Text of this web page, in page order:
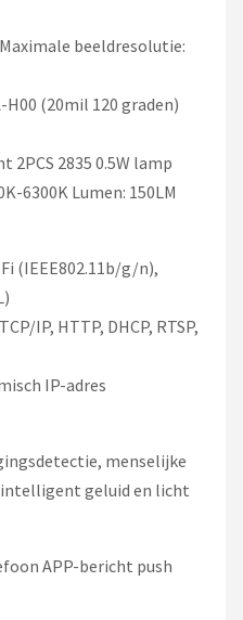
beeldresolutie:
(20mil 120 graden)
2835 0.5W lamp
6300K Lumen: 150LM
(IEEE802.11b/g/n),
IP, HTTP, DHCP, RTSP,
IP-adres
menselijke
geluid en licht
APP-bericht push